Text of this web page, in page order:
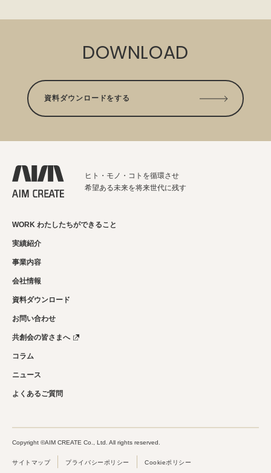
DOWNLOAD
資料ダウンロードをする
ヒト・モノ・コトを循環させ
希望ある未来を将来世代に残す
WORK わたしたちができること
実績紹介
事業内容
会社情報
資料ダウンロード
お問い合わせ
共創会の皆さまへ
コラム
ニュース
よくあるご質問
サイトマップ プライバシーポリシー Cookieポリシー
Copyright ©AIM CREATE Co., Ltd. All rights reserved.